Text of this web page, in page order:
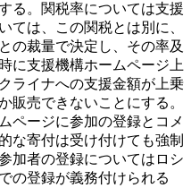
る。関税率については支援
ては、この関税とは別に、
の裁量で決定し、その率及
に支援機構ホームページ上
ライナへの支援金額が上乗
販売できないことにする。
ページに参加の登録とコメ
な寄付は受け付けても強制
加者の登録についてはロシ
の登録が義務付けられる